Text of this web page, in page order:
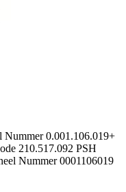
0.001.106.019+
210.517.092 PSH
Nummer 0001106019